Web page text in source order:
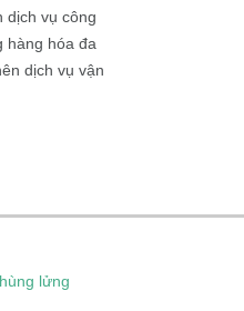
dịch vụ công
hàng hóa đa
dịch vụ vận
lửng